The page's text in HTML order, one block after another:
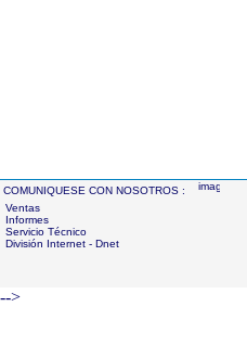
COMUNIQUESE CON NOSOTROS :
Ventas
Informes
Servicio Técnico
División Internet - Dnet
-->